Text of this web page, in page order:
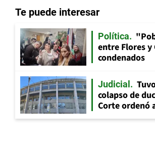
Te puede interesar
Política
entre Flores
condenados
Judicial
colapso de
Corte ordenó